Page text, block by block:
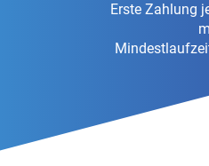
Erste Zahlung